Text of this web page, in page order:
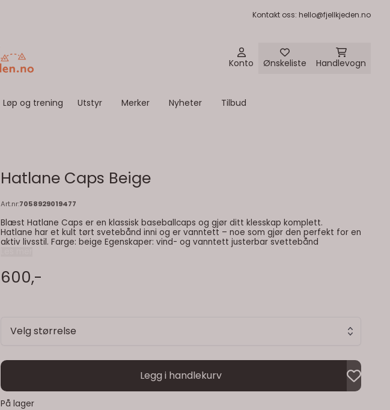
Kontakt oss: hello@fjellkjeden.no
Konto Ønskeliste Handlevogn
Løp og trening Utstyr Merker Nyheter Tilbud
Hatlane Caps Beige
Art.nr:7058929019477
Blæst Hatlane Caps er en klassisk baseballcaps og gjør ditt klesskap komplett.
Hatlane har et kult tørt svetebånd inni og er vanntett – noe som gjør den perfekt for en
aktiv livsstil. Farge: beige Egenskaper: vind- og vanntett justerbar svettebånd
600,-
Velg størrelse
Legg i handlekurv
På lager